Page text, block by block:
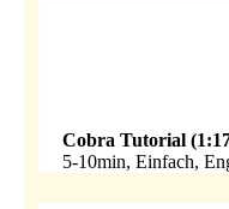
Cobra Tutorial
5-10min, Einfach,